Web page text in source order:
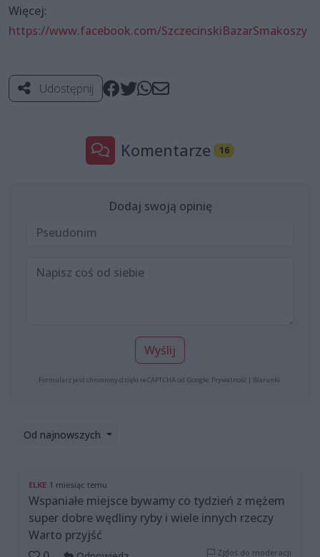
Więcej:
https://www.facebook.com/SzczecinskiBazarSmakoszy
Udostępnij
Komentarze 16
Dodaj swoją opinię
Wyślij
Formularz jest chroniony dzięki reCAPTCHA od Google: Prywatność | Warunki
Od najnowszych
ELKE 1 miesiąc temu
Wspaniałe miejsce bywamy co tydzień z mężem
super dobre wędliny ryby i wiele innych rzeczy
Warto przyjść
Zgłoś do moderacji